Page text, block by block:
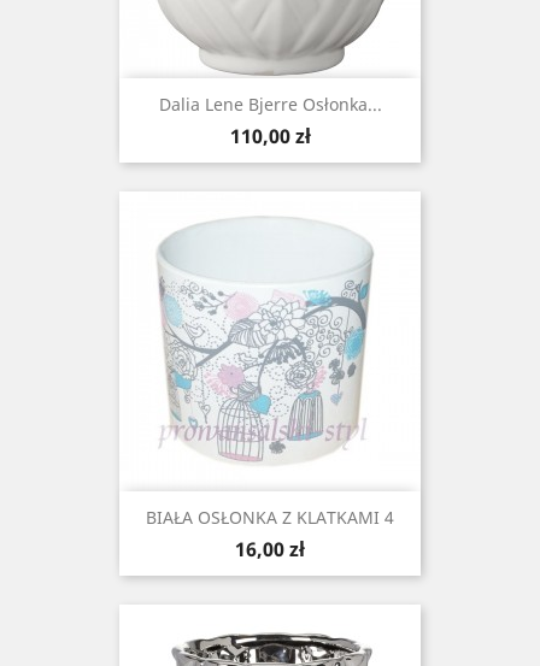
Dalia Lene Bjerre Osłonka...
Cena
110,00 zł
BIAŁA OSŁONKA Z KLATKAMI 4
Cena
16,00 zł